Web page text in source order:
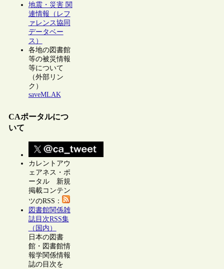
地震・災害 関
連情報（レフ
ァレンス協同
データベー
ス）
各地の図書館
等の被災情報
等について
（外部リン
ク）
saveMLAK
CAポータルにつ
いて
カレントアウ
ェアネス・ポ
ータル 新規
掲載コンテン
ツのRSS：
図書館関係雑
誌目次RSS集
（国内）
日本の図書
館・図書館情
報学関係情報
誌の目次を